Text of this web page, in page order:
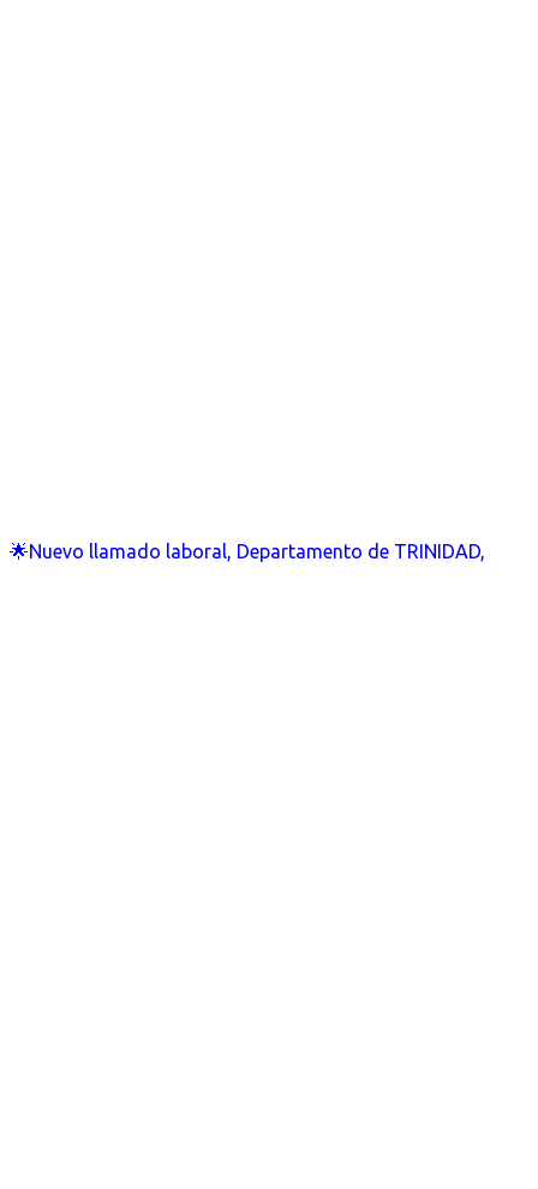
🌟Nuevo llamado laboral, Departamento de TRINIDAD,